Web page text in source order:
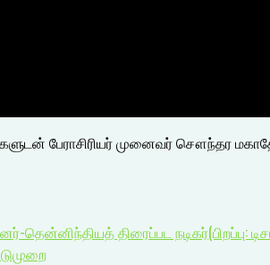
பேராசிரியர் முனைவர் சௌந்தர
திரைப்பட நடிகர்(பிறப்பு: